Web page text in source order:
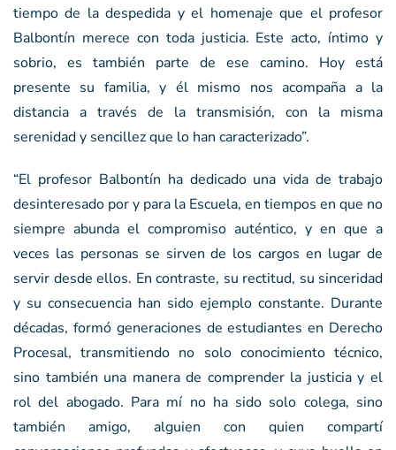
tiempo de la despedida y el homenaje que el profesor
Balbontín merece con toda justicia. Este acto, íntimo y
sobrio, es también parte de ese camino. Hoy está
presente su familia, y él mismo nos acompaña a la
distancia a través de la transmisión, con la misma
serenidad y sencillez que lo han caracterizado”.
“El profesor Balbontín ha dedicado una vida de trabajo
desinteresado por y para la Escuela, en tiempos en que no
siempre abunda el compromiso auténtico, y en que a
veces las personas se sirven de los cargos en lugar de
servir desde ellos. En contraste, su rectitud, su sinceridad
y su consecuencia han sido ejemplo constante. Durante
décadas, formó generaciones de estudiantes en Derecho
Procesal, transmitiendo no solo conocimiento técnico,
sino también una manera de comprender la justicia y el
rol del abogado. Para mí no ha sido solo colega, sino
también amigo, alguien con quien compartí